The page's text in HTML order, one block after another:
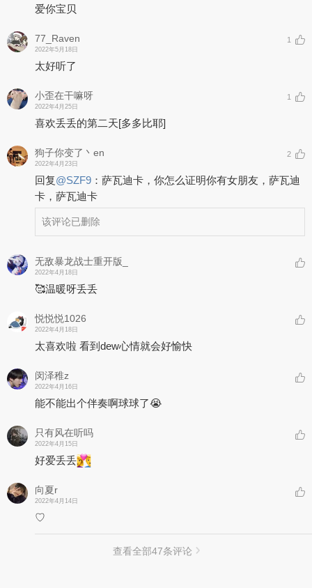
爱你宝贝
77_Raven
2022年5月18日
1
太好听了
小歪在干嘛呀
2022年4月25日
1
喜欢丢丢的第二天[多多比耶]
狗子你变了丶en
2022年4月23日
2
回复@SZF9 ： 萨瓦迪卡，你怎么证明你有女朋友，萨瓦迪
卡，萨瓦迪卡
该评论已删除
无敌暴龙战士重开版_
2022年4月18日
🥰温暖呀丢丢
悦悦悦1026
2022年4月18日
太喜欢啦 看到dew心情就会好愉快
闵泽稚z
2022年4月16日
能不能出个伴奏啊球球了😭
只有风在听吗
2022年4月15日
好爱丢丢
向夏r
2022年4月14日
♡
查看全部47条评论